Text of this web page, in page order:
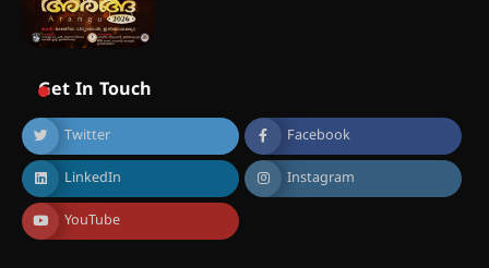
Get In Touch
Twitter Facebook
LinkedIn Instagram
YouTube